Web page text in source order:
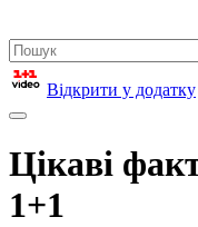
Відкрити у додатку
Цікаві
1+1